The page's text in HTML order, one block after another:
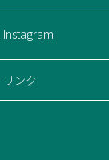
Instagram
リンク